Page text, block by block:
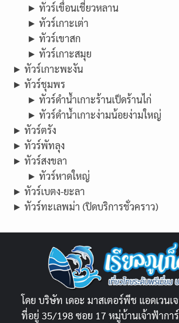
► ทัวร์เขื่อนเชี่ยวหลาน
► ทัวร์เกาะเต่า
► ทัวร์เขาสก
► ทัวร์เกาะสมุย
► ทัวร์เกาะพะงัน
► ทัวร์ชุมพร
► ทัวร์ดำน้ำเกาะร้านเป็ดร้านไก่
► ทัวร์ดำน้ำเกาะง่ามน้อยง่ามใหญ่
► ทัวร์ตรัง
► ทัวร์พัทลุง
► ทัวร์สงขลา
► ทัวร์หาดใหญ่
► ทัวร์เบตง-ยะลา
► ทัวร์ทะเลพม่า (ปิดบริการชั่วคราว)
โดย บริษัท เดอะ มาสเตอร์พีช แอดเวนเ
ที่อยู่ 35/198 ซอย 17 หมู่บ้านเจ้าฟ้ากา